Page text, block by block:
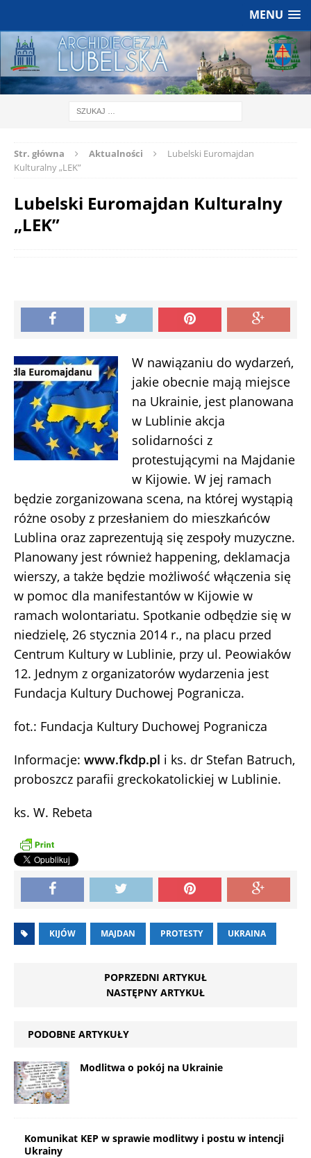
MENU
Str. główna Aktualności
Lubelski Euromajdan
Kulturalny „LEK”
Lubelski Euromajdan Kulturalny
„LEK”
W nawiązaniu do wydarzeń,
jakie obecnie mają miejsce
na Ukrainie, jest planowana
w Lublinie akcja
solidarności z
protestującymi na Majdanie
w Kijowie. W jej ramach
będzie zorganizowana scena, na której wystąpią
różne osoby z przesłaniem do mieszkańców
Lublina oraz zaprezentują się zespoły muzyczne.
Planowany jest również happening, deklamacja
wierszy, a także będzie możliwość włączenia się
w pomoc dla manifestantów w Kijowie w
ramach wolontariatu. Spotkanie odbędzie się w
niedzielę, 26 stycznia 2014 r., na placu przed
Centrum Kultury w Lublinie, przy ul. Peowiaków
12. Jednym z organizatorów wydarzenia jest
Fundacja Kultury Duchowej Pogranicza.
fot.: Fundacja Kultury Duchowej Pogranicza
Informacje: www.fkdp.pl i ks. dr Stefan Batruch,
proboszcz parafii greckokatolickiej w Lublinie.
ks. W. Rebeta
KIJÓW MAJDAN PROTESTY UKRAINA
POPRZEDNI ARTYKUŁ
NASTĘPNY ARTYKUŁ
PODOBNE ARTYKUŁY
Modlitwa o pokój na Ukrainie
Komunikat KEP w sprawie modlitwy i postu w intencji
Ukrainy